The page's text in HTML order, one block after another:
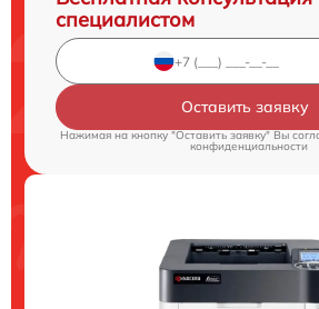
специалистом
Оставить заявку
Нажимая на кнопку "Оставить заявку" Вы
конфиденциальности